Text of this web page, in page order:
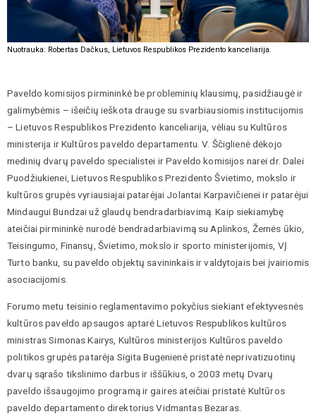
Nuotrauka: Robertas Dačkus, Lietuvos Respublikos Prezidento kanceliarija.
Paveldo komisijos pirmininkė be probleminių klausimų, pasidžiaugė ir
galimybėmis – išeičių ieškota drauge su svarbiausiomis institucijomis
– Lietuvos Respublikos Prezidento kanceliarija, vėliau su Kultūros
ministerija ir Kultūros paveldo departamentu. V. Ščiglienė dėkojo
medinių dvarų paveldo specialistei ir Paveldo komisijos narei dr. Dalei
Puodžiukienei, Lietuvos Respublikos Prezidento Švietimo, mokslo ir
kultūros grupės vyriausiajai patarėjai Jolantai Karpavičienei ir patarėjui
Mindaugui Bundzai už glaudų bendradarbiavimą. Kaip siekiamybę
ateičiai pirmininkė nurodė bendradarbiavimą su Aplinkos, Žemės ūkio,
Teisingumo, Finansų, Švietimo, mokslo ir sporto ministerijomis, VĮ
Turto banku, su paveldo objektų savininkais ir valdytojais bei įvairiomis
asociacijomis.
Forumo metu teisinio reglamentavimo pokyčius siekiant efektyvesnės
kultūros paveldo apsaugos aptarė Lietuvos Respublikos kultūros
ministras Simonas Kairys, Kultūros ministerijos Kultūros paveldo
politikos grupės patarėja Sigita Bugenienė pristatė neprivatizuotinų
dvarų sąrašo tikslinimo darbus ir iššūkius, o 2003 metų Dvarų
paveldo išsaugojimo programą ir gaires ateičiai pristatė Kultūros
paveldo departamento direktorius Vidmantas Bezaras.